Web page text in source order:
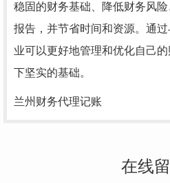
稳固的财务基础、降低财务风
报告，并节省时间和资源。通
业可以更好地管理和优化自己
下坚实的基础。
兰州财务代理记账
在线